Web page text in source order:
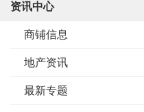
资讯中心
商铺信息
地产资讯
最新专题